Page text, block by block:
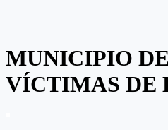
MUNICIPIO
VÍCTIMAS DE